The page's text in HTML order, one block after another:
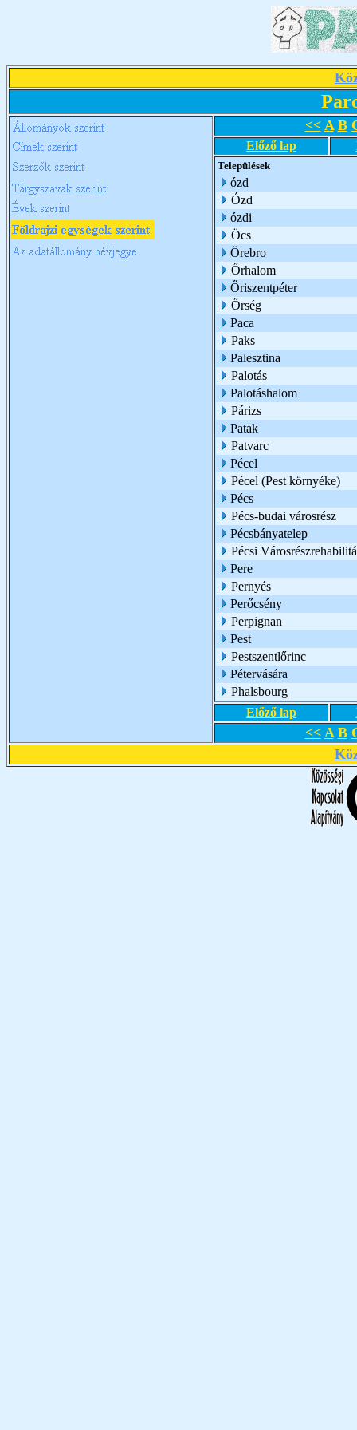
<< A B
Előző lap
Települések
ózd
Ózd
ózdi
Öcs
Örebro
Őrhalom
Őriszentpéter
Őrség
Paca
Paks
Palesztina
Palotás
Palotáshalom
Párizs
Patak
Patvarc
Pécel
Pécel (Pest környéke)
Pécs
Pécs-budai városrész
Pécsbányatelep
Pécsi
Pere
Pernyés
Perőcsény
Perpignan
Pest
Pestszentlőrinc
Pétervására
Phalsbourg
Előző lap
<< A B